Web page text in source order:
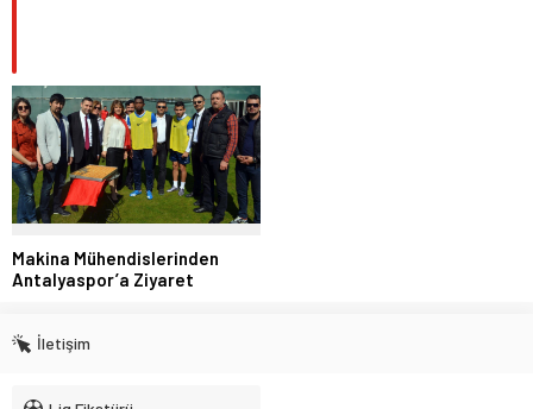
Makina Mühendislerinden
Antalyaspor’a Ziyaret
İletişim